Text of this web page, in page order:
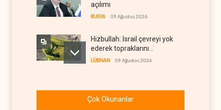
açılımı
RUSYA 09 Ağustos 2026
Hizbullah: İsrail çevreyi yok
ederek topraklarını
genişletiyor
LÜBNAN 09 Ağustos 2026
Muhsin Rızai'ye yeni görev
Çok Okunanlar